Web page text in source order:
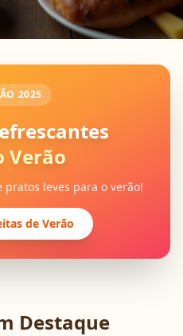
2025
Verão
leves para o verão!
de Verão
Destaque